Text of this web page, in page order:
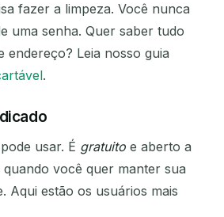
fazer a limpeza. Você nunca
uma senha. Quer saber tudo
endereço? Leia nosso guia
.
usar. É gratuito e aberto a
quando você quer manter sua
Aqui estão os usuários mais